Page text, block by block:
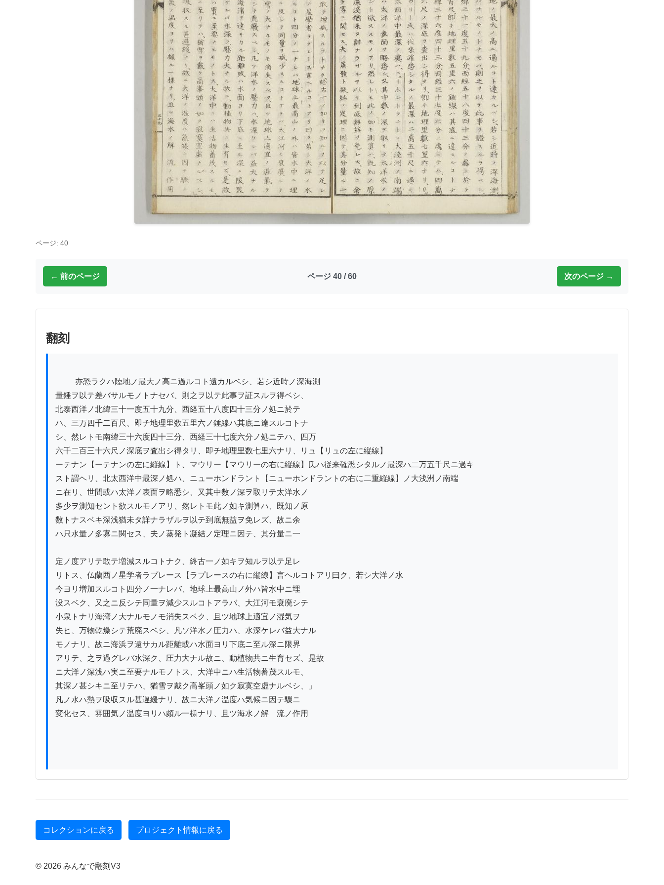
ページ: 40
← 前のページ ページ 40 / 60 次のページ →
翻刻
量錘ヲ以テ差バサルモノトナセバ、則之ヲ以テ此事ヲ証スルヲ得ベシ、
北泰西洋ノ北緯三十一度五十九分、西経五十八度四十三分ノ処ニ於テ
ハ、三万四千二百尺、即チ地理里数五里六ノ錘線ハ其底ニ達スルコトナ
シ、然レトモ南緯三十六度四十三分、西経三十七度六分ノ処ニテハ、四万
六千二百三十六尺ノ深底ヲ査出シ得タリ、即チ地理里数七里六ナリ、リュ【リュの左に縦線】
ーテナン【ーテナンの左に縦線】ト、マウリー【マウリーの右に縦線】氏ハ従来確悉シタルノ最深ハ二万五千尺ニ過キ
スト謂ヘリ、北太西洋中最深ノ処ハ、ニューホンドラント【ニューホンドラントの右に二重縦線】ノ大浅洲ノ南端
ニ在リ、世間或ハ太洋ノ表面ヲ略悉シ、又其中数ノ深ヲ取リテ太洋水ノ
多少ヲ測知セント欲スルモノアリ、然レトモ此ノ如キ測算ハ、既知ノ原
数トナスベキ深浅猶未タ詳ナラザルヲ以テ到底無益ヲ免レズ、故ニ余
ハ只水量ノ多寡ニ関セス、夫ノ蒸発ト凝結ノ定理ニ因テ、其分量ニ一
定ノ度アリテ敢テ増減スルコトナク、終古一ノ如キヲ知ルヲ以テ足レ
リトス、仏蘭西ノ星学者ラプレース【ラプレースの右に縦線】言ヘルコトアリ曰ク、若シ大洋ノ水
今ヨリ増加スルコト四分ノ一ナレバ、地球上最高山ノ外ハ皆水中ニ埋
没スベク、又之ニ反シテ同量ヲ減少スルコトアラバ、大江河モ衰廃シテ
小泉トナリ海湾ノ大ナルモノモ消失スベク、且ツ地球上適宜ノ湿気ヲ
失ヒ、万物乾燥シテ荒廃スベシ、凡ソ洋水ノ圧力ハ、水深ケレバ益大ナル
モノナリ、故ニ海浜ヲ遠サカル距離或ハ水面ヨリ下底ニ至ル深ニ限界
アリテ、之ヲ過グレバ水深ク、圧力大ナル故ニ、動植物共ニ生育セズ、是故
ニ大洋ノ深浅ハ実ニ至要ナルモノトス、大洋中ニハ生活物蕃茂スルモ、
其深ノ甚シキニ至リテハ、猶雪ヲ戴ク高峯頭ノ如ク寂寞空虚ナルベシ、」
凡ノ水ハ熱ヲ吸収スル甚遅緩ナリ、故ニ大洋ノ温度ハ気候ニ因テ驟ニ
変化セス、雰囲気ノ温度ヨリハ頗ル一様ナリ、且ツ海水ノ解　流ノ作用
コレクションに戻る プロジェクト情報に戻る
© 2026 みんなで翻刻V3